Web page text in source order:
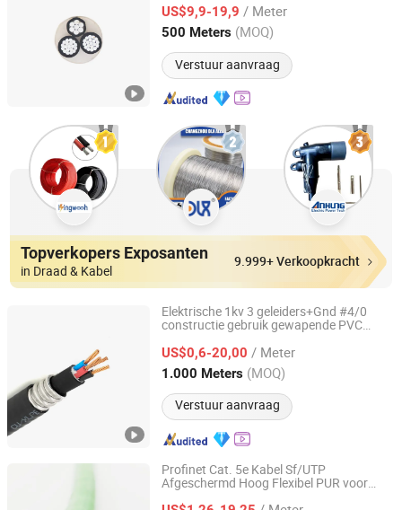
Kabel Elektrische Draad Kabel
US$9,9-19,9 / Meter
500 Meters (MOQ)
Verstuur aanvraag
Henan, China Sinds 2007
Topverkopers Exposanten
in Draad & Kabel
9.999+ Verkoopkracht
Elektrische 1kv 3 geleiders+Gnd #4/0
constructie gebruik gewapende PVC
krachtkabel
US$0,6-20,00 / Meter
1.000 Meters (MOQ)
Verstuur aanvraag
Hebei Huatong Wires & Cables Group Co., Ltd.
Hebei, China Sinds 2015
Profinet Cat. 5e Kabel Sf/UTP
Afgeschermd Hoog Flexibel PUR voor
Shanghai Aein Wire & Cable Co., Ltd.